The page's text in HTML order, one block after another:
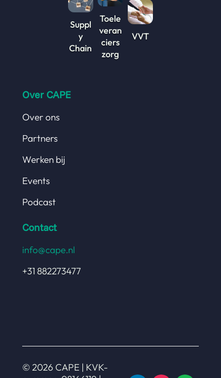
Suppl
y
Chain
Toele
veran
ciers
zorg
VVT
Over CAPE
Over ons
Partners
Werken bij
Events
Podcast
Contact
info@cape.nl
+31 882273477
© 2026 CAPE | KVK-